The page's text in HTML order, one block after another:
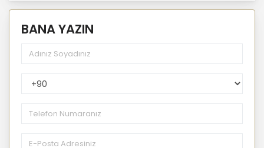
BANA YAZIN
PhoneNumberCountryPhoneCode